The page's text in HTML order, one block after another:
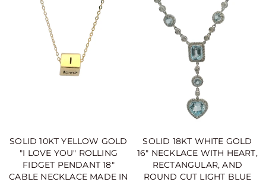
SOLID 10KT YELLOW GOLD
"I LOVE YOU" ROLLING
FIDGET PENDANT 18"
CABLE NECKLACE MADE IN
SOLID 18KT WHITE GOLD
16" NECKLACE WITH HEART,
RECTANGULAR, AND
ROUND CUT LIGHT BLUE